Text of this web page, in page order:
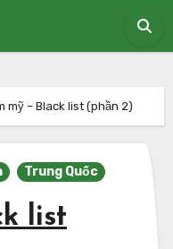
mỹ – Black list (phần 2)
Trung Quốc
list